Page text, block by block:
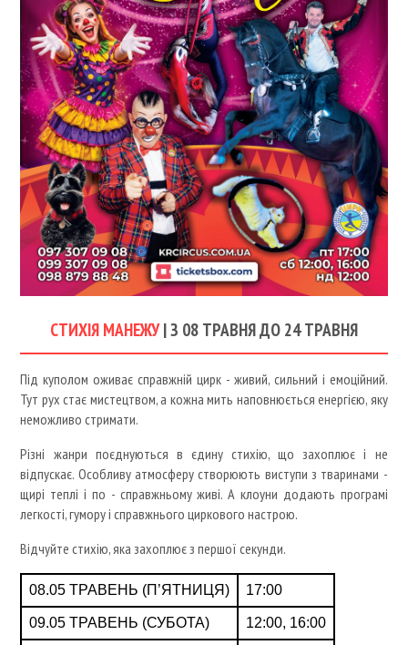
СТИХІЯ МАНЕЖУ| З 08 ТРАВНЯ ДО 24 ТРАВНЯ
Під куполом оживає справжній цирк - живий, сильний і емоційний.
Тут рух стає мистецтвом, а кожна мить наповнюється енергією, яку
неможливо стримати.
Різні жанри поєднуються в єдину стихію, що захоплює і не
відпускає. Особливу атмосферу створюють виступи з тваринами -
щирі теплі і по - справжньому живі. А клоуни додають програмі
легкості, гумору і справжнього циркового настрою.
Відчуйте стихію, яка захоплює з першої секунди.
08.05 ТРАВЕНЬ (П’ЯТНИЦЯ) 17:00
09.05 ТРАВЕНЬ (СУБОТА) 12:00, 16:00